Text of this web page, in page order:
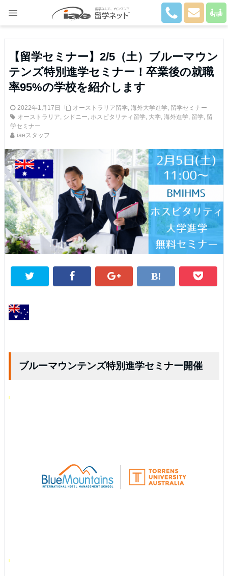
【留学セミナー】2/5（土）ブルーマウン
テンズ特別進学セミナー！卒業後の就職
率95%の学校を紹介します
2022年1月17日 オーストラリア留学, 海外大学進学, 留学セミナー
オーストラリア, シドニー, ホスピタリティ留学, 大学, 海外進学, 留学, 留
学セミナー
iaeスタッフ
ブルーマウンテンズ特別進学セミナー開催